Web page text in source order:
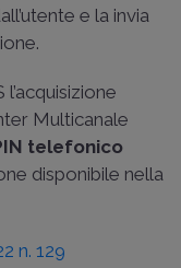
e la invia
Multicanale
telefonico
disponibile nella
n. 129